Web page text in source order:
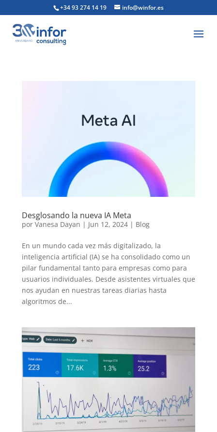
+34 93 274 14 19 info@winfor.es
Desglosando la nueva IA Meta
por Vanesa Dayan | Jun 12, 2024| Blog
En un mundo cada vez más digitalizado, la
inteligencia artificial (IA) se ha consolidado como un
pilar fundamental tanto para empresas como para
usuarios individuales. Desde asistentes virtuales que
nos ayudan en nuestras tareas diarias hasta
algoritmos de...